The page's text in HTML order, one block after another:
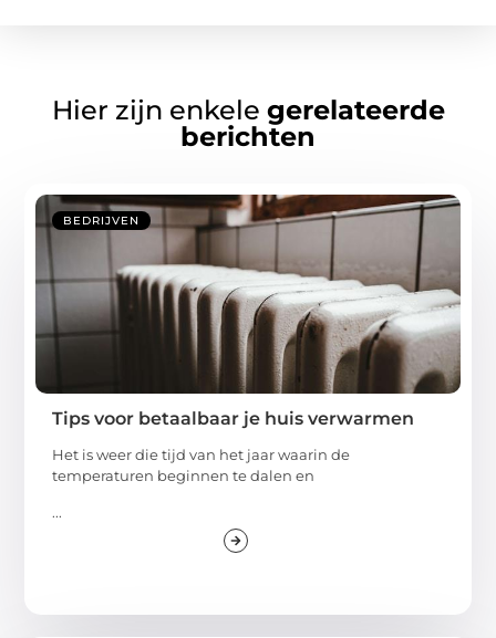
Hier zijn enkele gerelateerde
berichten
BEDRIJVEN
Tips voor betaalbaar je huis verwarmen
Het is weer die tijd van het jaar waarin de
temperaturen beginnen te dalen en
...